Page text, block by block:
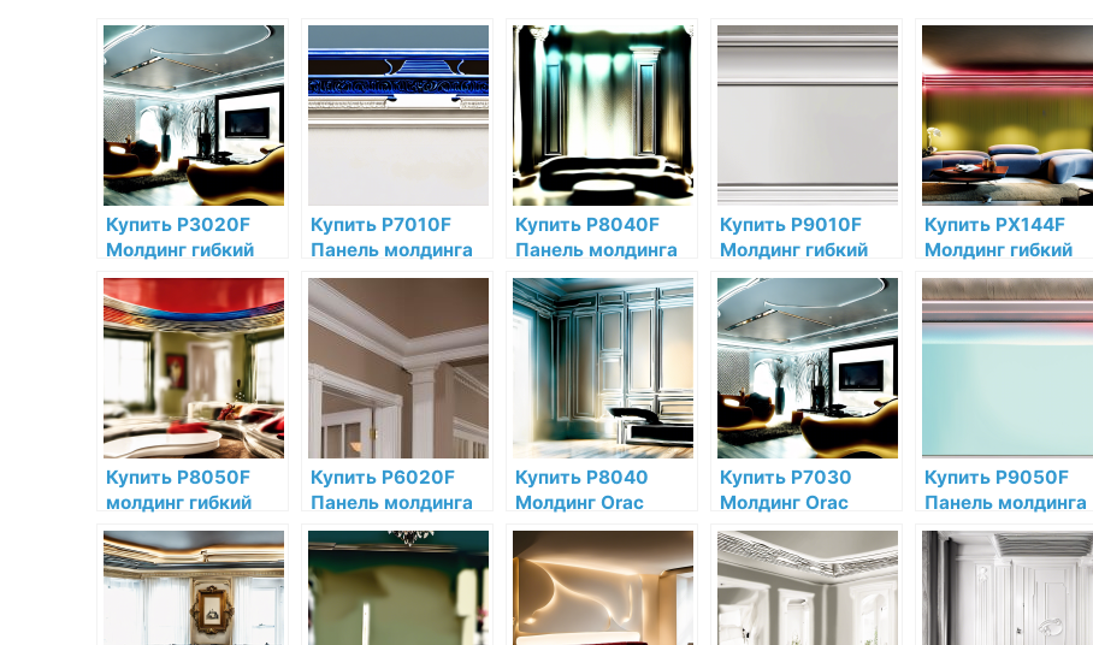
Купить P3020F
Молдинг гибкий
Orac Decor
Полиуретан Orac
Decor по низкой
цене в интернет-
магазине
Купить P7010F
Панель молдинга
гибкая Orac Decor
Полиуретан по
низкой цене в
интернет-
магазине
Купить P8040F
Панель молдинга
гибкая Orac Decor
Полиуретан по
низкой цене в
интернет-
магазине
Купить P9010F
Молдинг гибкий
Orac Decor
Полиуретан Orac
Decor по низкой
цене в интернет-
магазине
Купить PX144F
Молдинг гибкий
Orac Decor
Полиуретан по
низкой цене в
интернет-
Купить P8050F
молдинг гибкий
Orac Decor
Полиуретан по
низкой цене в
интернет-
магазине
Купить P6020F
Панель молдинга
гибкая Orac Decor
Полиуретан по
низкой цене в
интернет-
магазине
Купить P8040
Молдинг Orac
Decor Полиуретан
по низкой цене в
интернет-
магазине
Купить P7030
Молдинг Orac
Decor Полиуретан
по низкой цене в
интернет-
магазине
Купить P9050F
Панель молдинга
гибкая Orac Decor
Полиуретан по
низкой цене в
интернет-
магазине